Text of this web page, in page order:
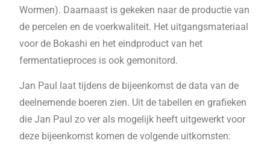
Wormen). Daarnaast is gekeken naar de productie van
de percelen en de voerkwaliteit. Het uitgangsmateriaal
voor de Bokashi en het eindproduct van het
fermentatieproces is ook gemonitord.
Jan Paul laat tijdens de bijeenkomst de data van de
deelnemende boeren zien. Uit de tabellen en grafieken
die Jan Paul zo ver als mogelijk heeft uitgewerkt voor
deze bijeenkomst komen de volgende uitkomsten: